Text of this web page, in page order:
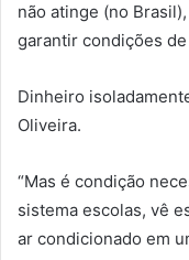
não atinge (no
garantir condições
Dinheiro
Oliveira.
“Mas é condição
sistema escolas, vê
ar condicionado em